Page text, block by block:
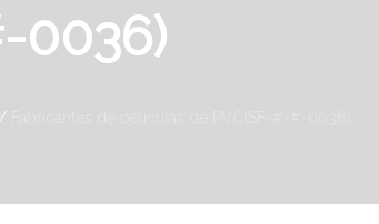
0036)